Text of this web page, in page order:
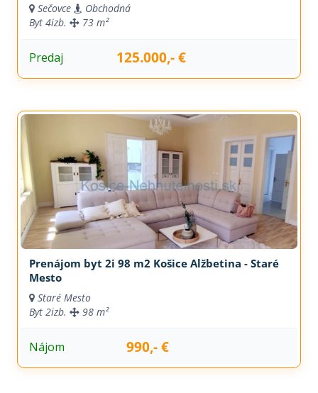
Sečovce
Obchodná
Byt 4izb. 73 m²
Predaj 125.000,- €
Prenájom byt 2i 98 m2 Košice Alžbetina - Staré
Mesto
Staré Mesto
Byt 2izb. 98 m²
Nájom 990,- €